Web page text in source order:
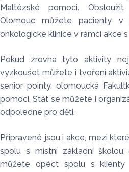
Maltézské pomoci.
Olomouc můžete pacienty v
onkologické klinice v rámci akce
Pokud zrovna tyto aktivity
vyzkoušet můžete i tvoření
senior pointy, olomoucká
pomoci. Stát se můžete i
odpoledne pro děti.
Připravené jsou i akce, mezi
spolu s místní základní školou
můžete opéct spolu s klienty